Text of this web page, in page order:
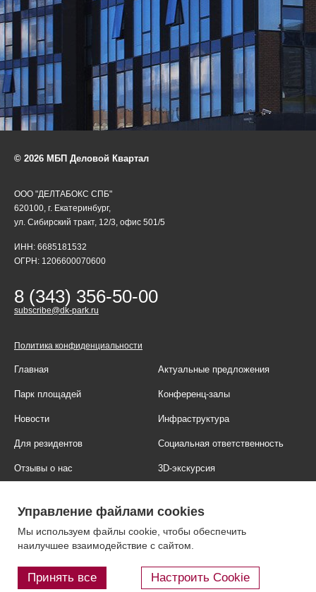
© 2026 МБП Деловой Квартал
ООО "ДЕЛТАБОКС СПБ"
620100, г. Екатеринбург,
ул. Сибирский тракт, 12/3, офис 501/5
ИНН: 6685181532
ОГРН: 1206600070600
8 (343) 356-50-00
subscribe@dk-park.ru
Политика конфиденциальности
Главная Актуальные предложения
Парк площадей Конференц-залы
Новости Инфраструктура
Для резидентов Социальная ответственность
Отзывы о нас 3D-экскурсия
Контакты Блог
Управление файлами cookies
Мы используем файлы cookie, чтобы обеспечить
наилучшее взаимодействие с сайтом.
Принять все Настроить Cookie